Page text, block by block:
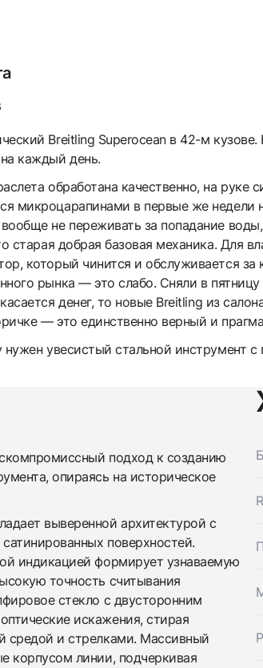
Breitling Superocean в 42-м
каждый день.
обработана качественно, на
микроцарапинами в первые же недели
не переживать за попадание
старая добрая базовая механика. Для
который чинится и обслуживается
рынка — это слабо. Сняли в
денег, то новые Breitling из
— это единственно верный и
увесистый стальной инструмент
подход к созданию
опираясь на историческое
выверенной архитектурой с
поверхностей.
индикацией формирует узнаваемую
точность считывания
стекло с двусторонним
искажения, стирая
средой и стрелками. Массивный
корпусом линии, подчеркивая
Заказать эти
Оставьте ваши контактные
вами
Breitling
Superocean 42
НовыеКоробка +
$5,150
Трейд-ин часов
Оставьте ваши контактные
вами
Breitling
Superocean 42
$5,150